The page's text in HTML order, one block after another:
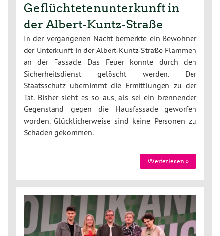
Geflüchtetenunterkunft in
der Albert-Kuntz-Straße
In der vergangenen Nacht bemerkte ein Bewohner
der Unterkunft in der Albert-Kuntz-Straße Flammen
an der Fassade. Das Feuer konnte durch den
Sicherheitsdienst gelöscht werden. Der
Staatsschutz übernimmt die Ermittlungen zu der
Tat. Bisher sieht es so aus, als sei ein brennender
Gegenstand gegen die Hausfassade geworfen
worden. Glücklicherweise sind keine Personen zu
Schaden gekommen.
Weiterlesen »